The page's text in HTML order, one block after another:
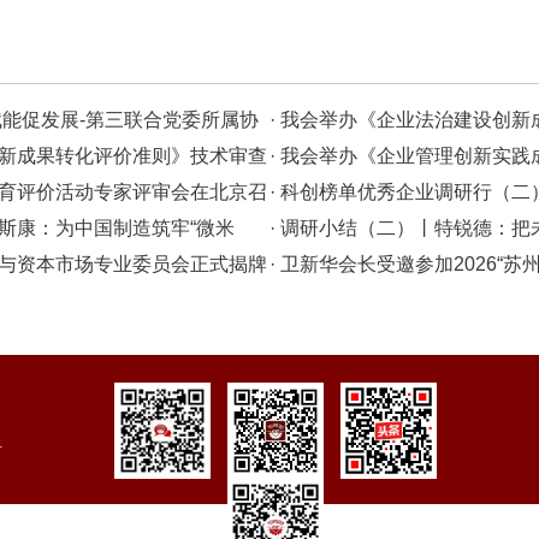
促发展-第三联合党委所属协
党日活动
· 我会举办《企业法治建设创
会
成果转化评价准则》技术审查 · 我会举办《企业管理创新实
会
评价活动专家评审会在北京召 · 科创榜单优秀企业调研行（二
康：为中国制造筑牢“微米
· 调研小结（二）丨特锐德：把
系统创新者
资本市场专业委员会正式揭牌 · 卫新华会长受邀参加2026“苏